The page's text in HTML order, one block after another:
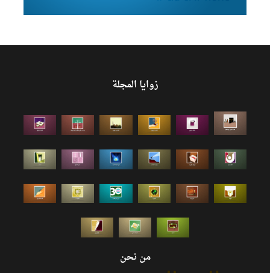
زوايا المجلة
من نحن